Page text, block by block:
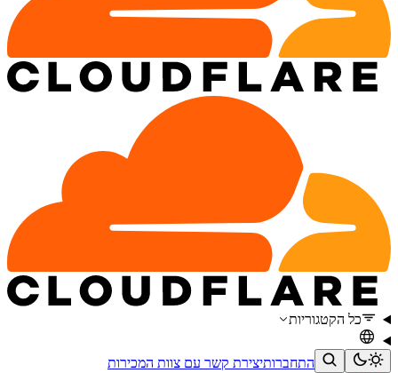
כל הקטגוריות
התחברותיצירת קשר עם צוות המכירות